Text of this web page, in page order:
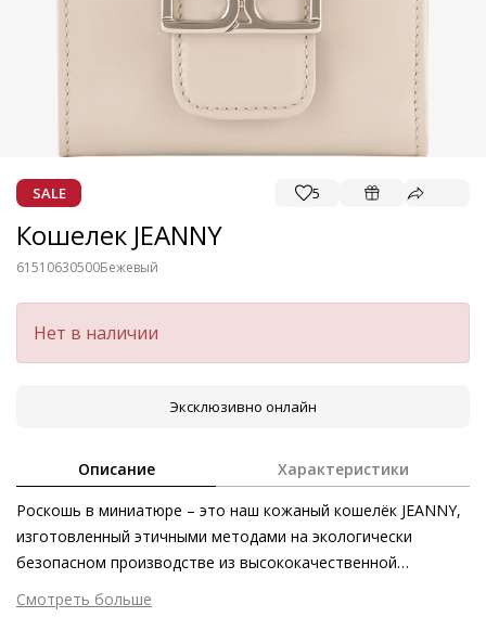
SALE 5
Кошелек JEANNY
61510630500Бежевый
Нет в наличии
Эксклюзивно онлайн
Описание Характеристики
Роскошь в миниатюре – это наш кожаный кошелёк JEANNY,
изготовленный этичными методами на экологически
безопасном производстве из высококачественной
телячьей кожи с глянцевым финишем. Благодаря
лаконичному дизайну этот картхолдер поместится
Смотреть больше